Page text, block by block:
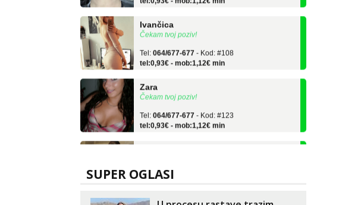
Čekam tvoj poziv!
tel:0,93€ - mob:1,12€ min
Čekam tvoj poziv!
tel:0,93€ - mob:1,12€ min
tel:0,93€ - mob:1,12€ min
Kristina
SUPER OGLASI